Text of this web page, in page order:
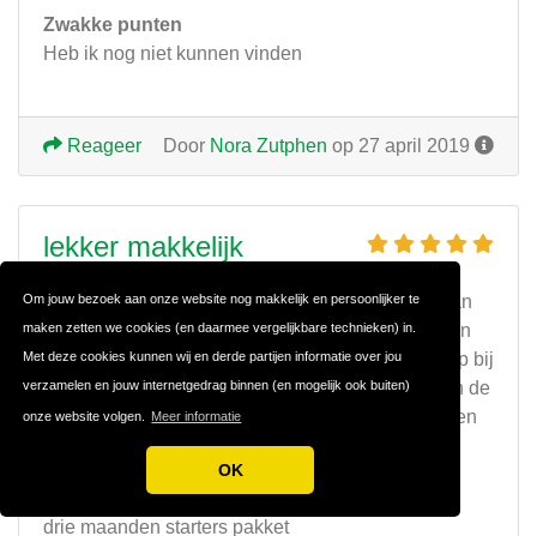
Om jouw bezoek aan onze website nog makkelijk en persoonlijker te
maken zetten we cookies (en daarmee vergelijkbare technieken) in.
Met deze cookies kunnen wij en derde partijen informatie over jou
verzamelen en jouw internetgedrag binnen (en mogelijk ook buiten)
onze website volgen. Meer informatie
OK
Zwakke punten
Heb ik nog niet kunnen vinden
Door Nora Zutphen op 27 april 2019
Reageer
lekker makkelijk
Ik heb gebruik gemaakt van het starters pakket van
drie maanden en ik ben gebruik blijven maken van
de software van yoursminc.nl. Het is echt een hulp bij
het up to date houden van je administratie. Je kan de
hele dag door inloggen om je gegevens te bekijken
en bij te werken
Sterke punten
drie maanden starters pakket